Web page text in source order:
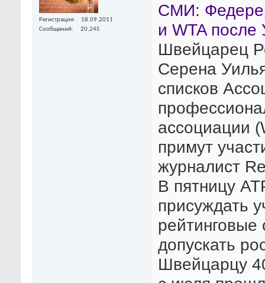
Регистрация
18.09.2011
Сообщений
20,245
СМИ:
и WTA
Швейцарец
Серена
списков
ассоциации
примут
журналист
В пятницу
присуждать
рейтинговые
допускать
Швейцарцу